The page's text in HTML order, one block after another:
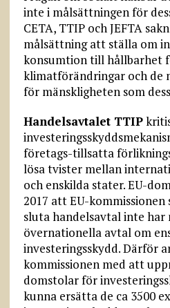
inte i målsättningen för
CETA, TTIP och JEFTA
målsättning att ställa om
konsumtion till hållbarhet
klimatförändringar och de
för mänskligheten som
Handelsavtalet TTIP
företags-tillsatta
lösa tvister mellan
och enskilda stater. EU-
2017 att EU-
sluta handelsavtal inte
övernationella avtal om
investeringsskydd. Därför
kommissionen med att
domstolar för
kunna ersätta de ca 3500